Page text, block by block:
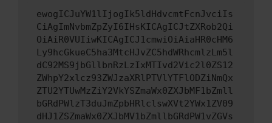
ewogICJuYW1lIjogIk5ldHdvcmtFcnJvciIs
CiAgImNvbmZpZyI6IHsKICAgICJtZXRob2Qi
OiAiR0VUIiwKICAgICJ1cmwiOiAiaHR0cHM6
Ly9hcGkueC5ha3MtcHJvZC5hdWRhcmlzLm5l
dC92MS9jbGllbnRzLzIxMTIvd2Vic2l0ZS12
ZWhpY2xlcz93ZWJzaXRlPTVlYTFlODZiNmQx
ZTU2YTUwMzZiY2VkYSZmaWx0ZXJbMF1bZmll
bGRdPWlzT3duJmZpbHRlclswXVt2YWx1ZV09
dHJ1ZSZmaWx0ZXJbMV1bZmllbGRdPW1vZGVs